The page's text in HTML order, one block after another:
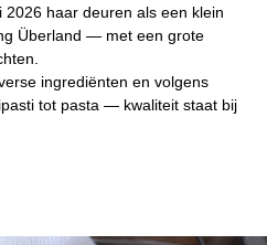
haar deuren als een klein
Überland — met een grote
ingrediënten en volgens
tot pasta — kwaliteit staat bij